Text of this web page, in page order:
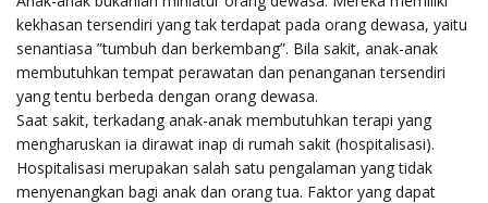
kekhasan tersendiri yang tak terdapat pada orang dewasa, yaitu
senantiasa ”tumbuh dan berkembang”. Bila sakit, anak-anak
membutuhkan tempat perawatan dan penanganan tersendiri
yang tentu berbeda dengan orang dewasa.
Saat sakit, terkadang anak-anak membutuhkan terapi yang
mengharuskan ia dirawat inap di rumah sakit (hospitalisasi).
Hospitalisasi merupakan salah satu pengalaman yang tidak
menyenangkan bagi anak dan orang tua. Faktor yang dapat